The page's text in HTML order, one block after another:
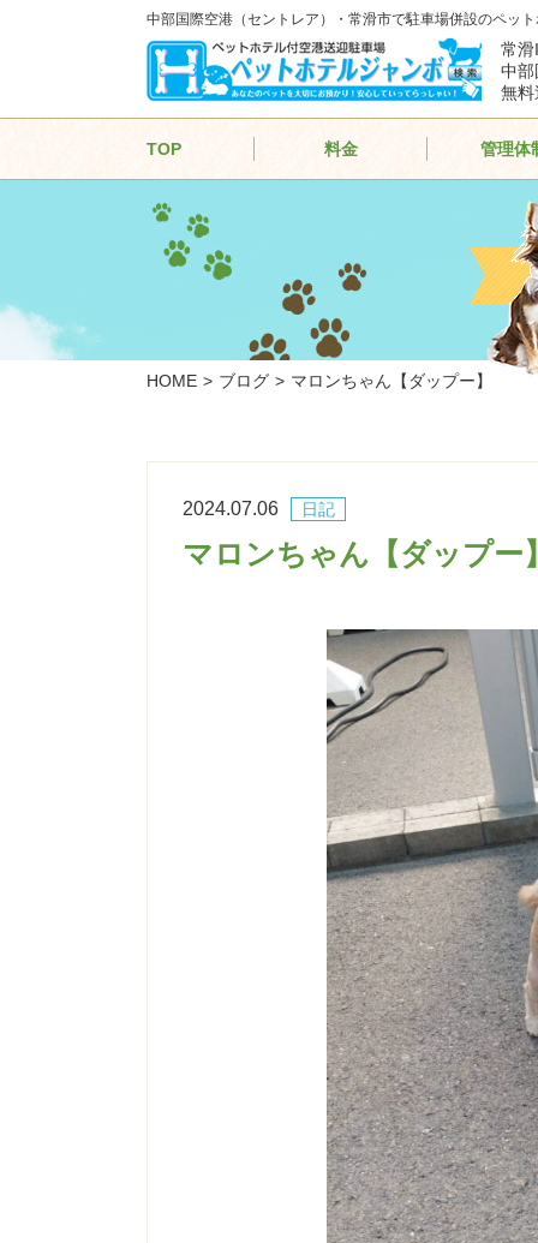
中部国際空港（セントレア）・常滑市で駐車場併設のペッ
常滑
中部
無料
TOP 料金 管理体
HOME ブログ マロンちゃん【ダップー】
日記
2024.07.06
マロンちゃん【ダップー